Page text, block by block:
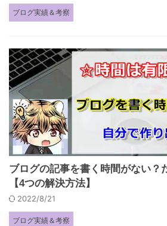
ブログ実績＆考察
ブログの記事を書く時間がない？
【4つの解決方法】
2022/8/21
ブログ実績＆考察